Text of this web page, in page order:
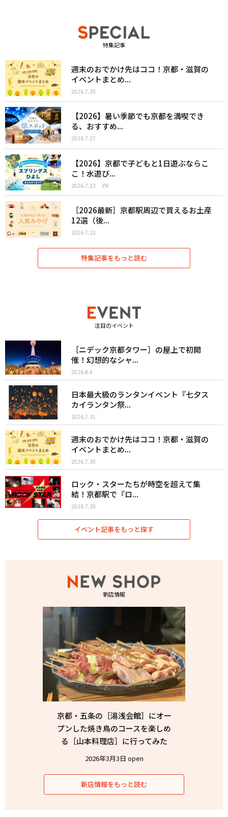
特集記事
週末のおでかけ先はココ！京都・滋賀の
イベントまとめ...
2026.7.30
【2026】暑い季節でも京都を満喫でき
る、おすすめ...
2026.7.27
【2026】京都で子どもと1日遊ぶならこ
こ！水遊び...
2026.7.23 PR
［2026最新］京都駅周辺で買えるお土産
12選（後...
2026.7.22
特集記事をもっと読む
注目のイベント
［ニデック京都タワー］の屋上で初開
催！幻想的なシャ...
2026.8.4
日本最大級のランタンイベント『七夕ス
カイランタン祭...
2026.7.31
週末のおでかけ先はココ！京都・滋賀の
イベントまとめ...
2026.7.30
ロック・スターたちが時空を超えて集
結！京都駅で『ロ...
2026.7.30
イベント記事をもっと探す
新店情報
京都・五条の［湯浅会館］にオー
プンした焼き鳥のコースを楽しめ
る［山本料理店］に行ってみた
2026年3月3日 open
新店情報をもっと読む